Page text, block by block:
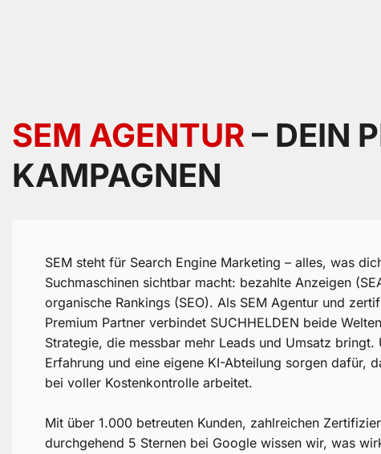
SEM AGENTUR– DEIN
KAMPAGNEN
SEM steht für Search Engine Marketing – alles, was
Suchmaschinen sichtbar macht: bezahlte Anzeigen
organische Rankings (SEO). Als SEM Agentur und
Premium Partner verbindet SUCHHELDEN beide
Strategie, die messbar mehr Leads und Umsatz
Erfahrung und eine eigene KI-Abteilung sorgen dafür,
bei voller Kostenkontrolle arbeitet.
Mit über 1.000 betreuten Kunden, zahlreichen
durchgehend 5 Sternen bei Google wissen wir, was